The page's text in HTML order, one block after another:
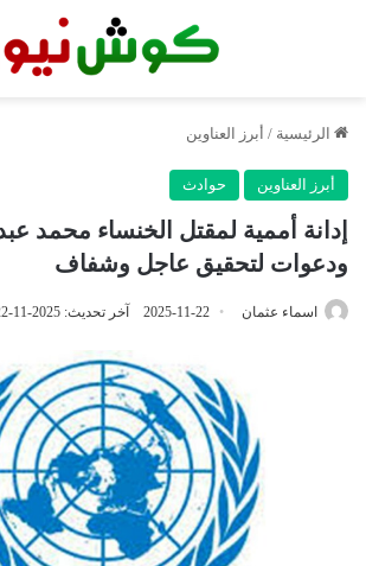
الرئيسية / أبرز العناوين
أبرز العناوين حوادث
إدانة أممية لمقتل الخنساء محمد
ودعوات لتحقيق عاجل وشفاف
اسماء عثمان 2025-11-22 آخر تحديث: 2025-11-22